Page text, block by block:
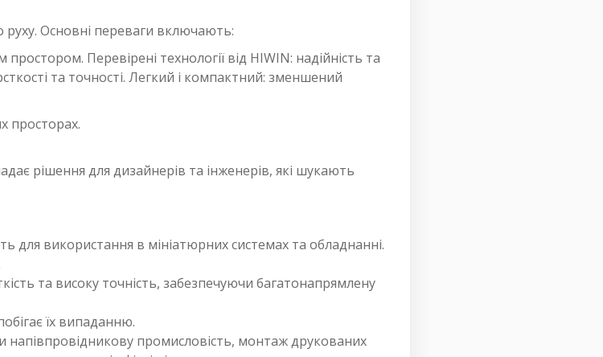
руху. Основні переваги включають:
Перевірені технології від HIWIN: надійність та
та точності. Легкий і компактний: зменшений
просторах.
рішення для дизайнерів та інженерів, які шукають
для використання в мініатюрних системах та обладнанні.
та високу точність, забезпечуючи багатонапрямлену
їх випаданню.
промисловість, монтаж друкованих